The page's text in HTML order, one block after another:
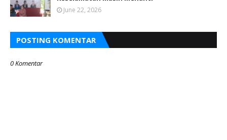
June 22, 2026
POSTING KOMENTAR
0 Komentar